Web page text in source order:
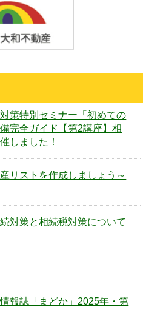
策特別セミナー「初めての
完全ガイド【第2講座】相
しました！
リストを作成しましょう～
対策と相続税対策について
報誌「まどか」2025年・第